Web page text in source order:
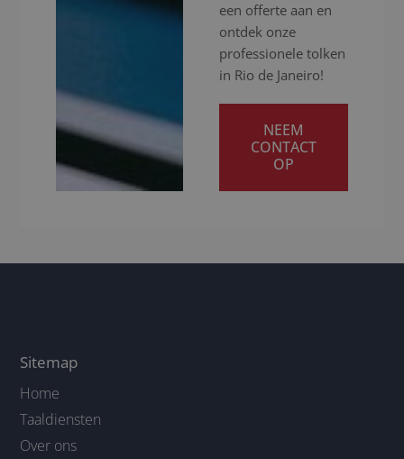
een offerte aan en
ontdek onze
professionele tolken
in Rio de Janeiro!
NEEM
CONTACT
OP
Sitemap
Home
Taaldiensten
Over ons